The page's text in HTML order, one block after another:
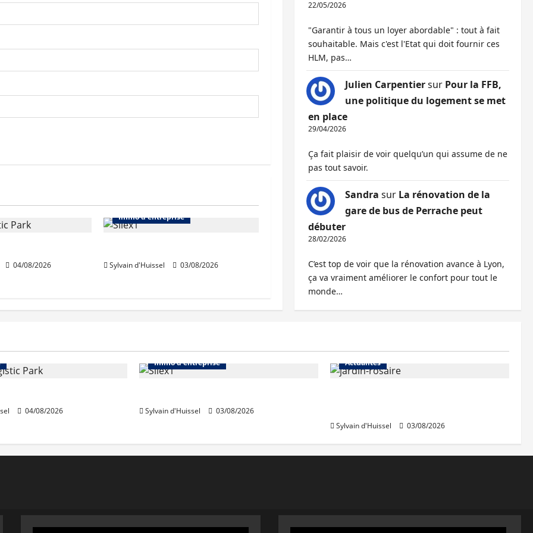
04/08/2026
Immo d'entreprise
Sylvain d'Huissel 03/08/2026
22/05/2026
"Garantir à tous un loyer abordable" : tout à fait
souhaitable. Mais c'est l'Etat qui doit fournir ces
HLM, pas…
Julien Carpentiersur Pour la FFB,
une politique du logement se met
en place
29/04/2026
Ça fait plaisir de voir quelqu’un qui assume de ne
pas tout savoir.
Sandra sur La rénovation de la
gare de bus de Perrache peut
débuter
28/02/2026
C’est top de voir que la rénovation avance à Lyon,
ça va vraiment améliorer le confort pour tout le
monde…
04/08/2026
Immo d'entreprise
Sylvain d'Huissel 03/08/2026
Actualités
Sylvain d'Huissel 03/08/2026